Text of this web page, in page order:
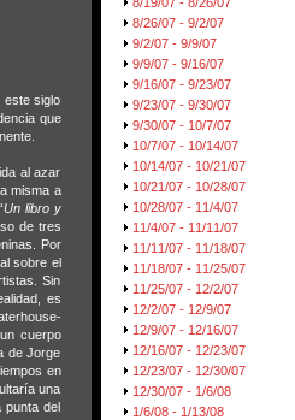
este siglo
que
al azar
misma a
Un libro y
de tres
Por
sobre el
Sin
es
cuerpo
de Jorge
en
una
punta del
8/26/07 - 9/2/07
9/2/07 - 9/9/07
9/9/07 - 9/16/07
9/16/07 - 9/23/07
9/23/07 - 9/30/07
9/30/07 - 10/7/07
10/7/07 - 10/14/07
10/14/07 - 10/21/07
10/21/07 - 10/28/07
10/28/07 - 11/4/07
11/4/07 - 11/11/07
11/11/07 - 11/18/07
11/18/07 - 11/25/07
11/25/07 - 12/2/07
12/2/07 - 12/9/07
12/9/07 - 12/16/07
12/16/07 - 12/23/07
12/23/07 - 12/30/07
12/30/07 - 1/6/08
1/6/08 - 1/13/08